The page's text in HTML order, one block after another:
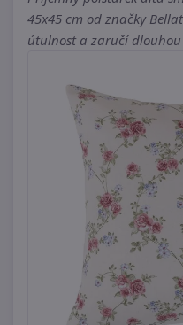
45x45 cm od značky
útulnost a zaručí dlouhou